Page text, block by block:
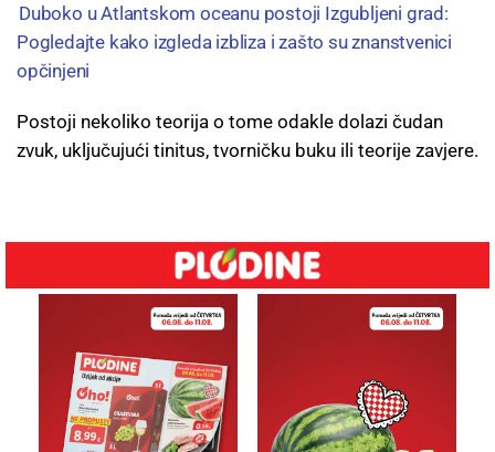
Duboko u Atlantskom oceanu postoji Izgubljeni grad:
Pogledajte kako izgleda izbliza i zašto su znanstvenici
opčinjeni
Postoji nekoliko teorija o tome odakle dolazi čudan
zvuk, uključujući tinitus, tvorničku buku ili teorije zavjere.